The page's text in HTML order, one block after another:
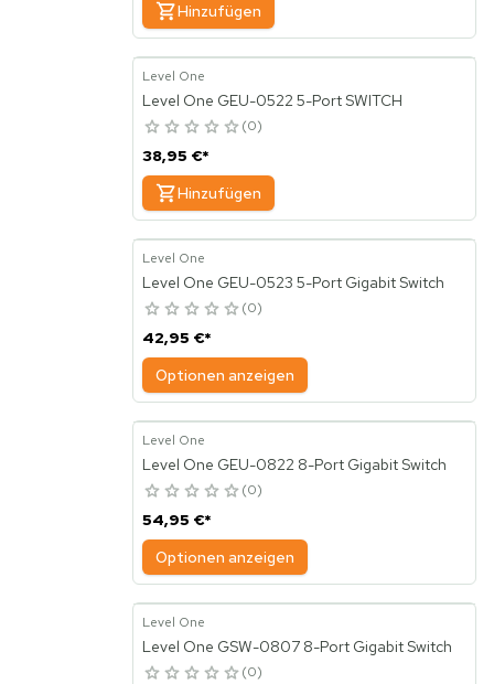
Hinzufügen
Level One
Level One GEU-0522 5-Port SWITCH
0
38,95 €*
Hinzufügen
Level One
Level One GEU-0523 5-Port Gigabit Switch
0
42,95 €*
Optionen anzeigen
Level One
Level One GEU-0822 8-Port Gigabit Switch
0
54,95 €*
Optionen anzeigen
Level One
Level One GSW-0807 8-Port Gigabit Switch
0